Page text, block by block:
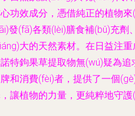
功效成分，憑借純正的植物
發(fā)各類(lèi)膳食補(bǔ)充
大的天然素材。在日益注
特鉤果草提取物無(wú)疑為
和消費(fèi)者，提供了一個
讓植物的力量，更純粹地守護